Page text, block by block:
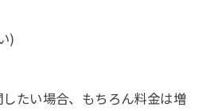
)
たい場合、もちろん料金は増